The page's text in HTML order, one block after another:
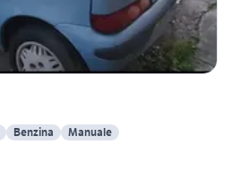
Benzina Manuale